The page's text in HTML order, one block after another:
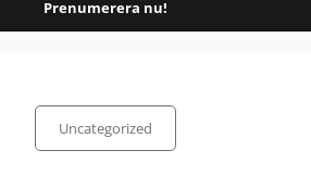
Uncategorized